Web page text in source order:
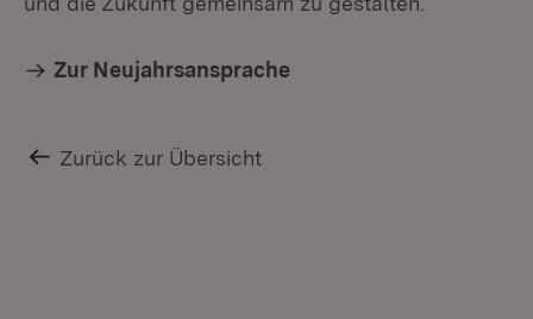
Zur Neujahrsansprache
Zurück zur Übersicht